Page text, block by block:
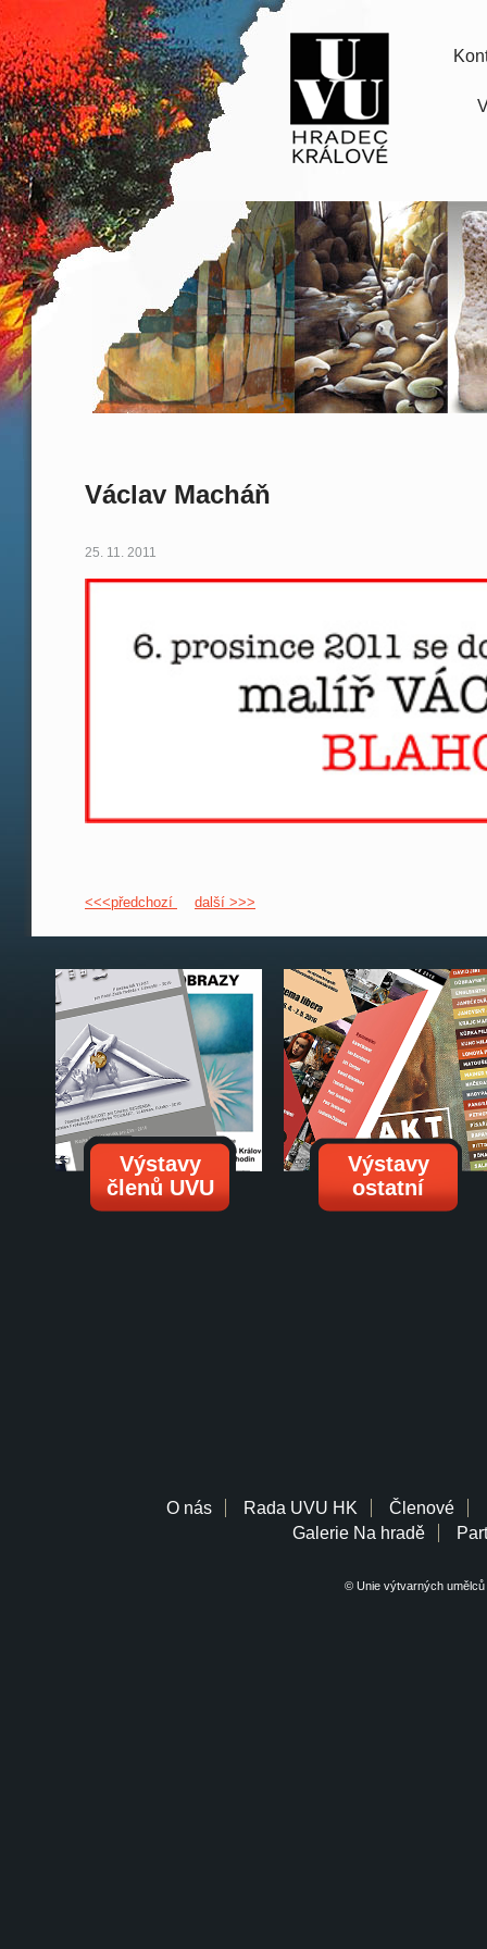
Václav Macháň
25. 11. 2011
<<<předchozí další >>>
Výstavy
členů UVU
Výstavy
ostatní
O nás Rada UVU HK Členové
Galerie Na hradě
© Unie výtvarných